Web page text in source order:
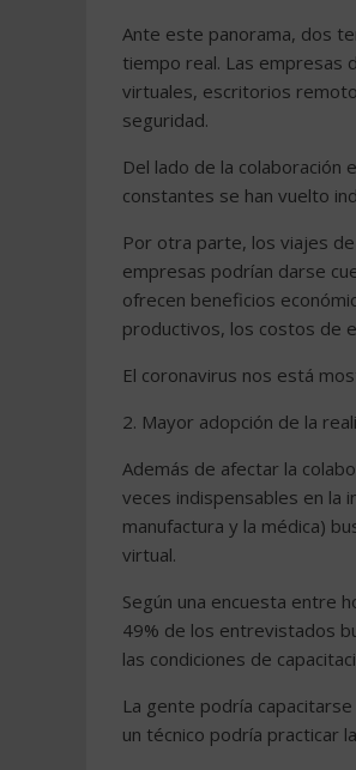
Ante este panorama, dos
tiempo real. Las empresas
virtuales, escritorios
seguridad.
Del lado de la colaboración
constantes se han vuelto
Por otra parte, los viajes
empresas podrían darse
ofrecen beneficios
productivos, los costos de
El coronavirus nos está
2. Mayor adopción de la
Además de afectar la
veces indispensables en la
manufactura y la médica)
virtual.
Según una encuesta entre
49% de los entrevistados
las condiciones de
La gente podría
un técnico podría practicar